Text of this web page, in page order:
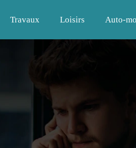
Travaux Loisirs Auto-